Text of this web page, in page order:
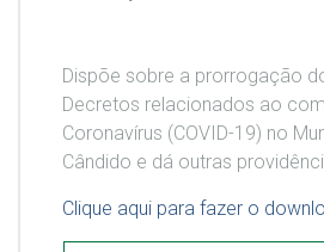
Dispõe sobre a prorrogação
Decretos relacionados ao
Coronavírus (COVID-19) no
Cândido e dá outras
Clique aqui para fazer o